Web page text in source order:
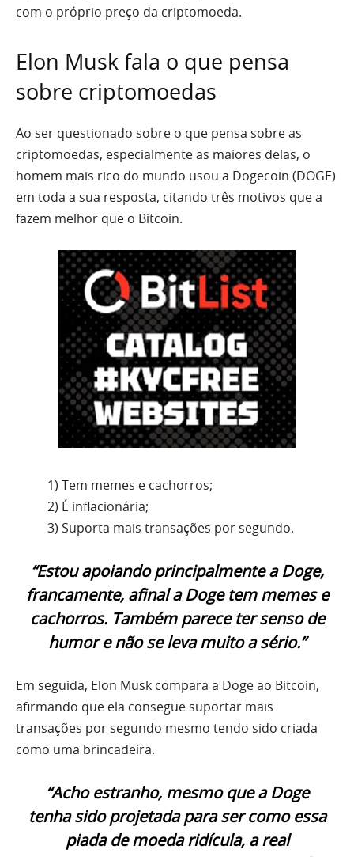
com o próprio preço da criptomoeda.
Elon Musk fala o que pensa
sobre criptomoedas
Ao ser questionado sobre o que pensa sobre as
criptomoedas, especialmente as maiores delas, o
homem mais rico do mundo usou a Dogecoin (DOGE)
em toda a sua resposta, citando três motivos que a
fazem melhor que o Bitcoin.
1) Tem memes e cachorros;
2) É inflacionária;
3) Suporta mais transações por segundo.
“Estou apoiando principalmente a Doge,
francamente, afinal a Doge tem memes e
cachorros. Também parece ter senso de
humor e não se leva muito a sério.”
Em seguida, Elon Musk compara a Doge ao Bitcoin,
afirmando que ela consegue suportar mais
transações por segundo mesmo tendo sido criada
como uma brincadeira.
“Acho estranho, mesmo que a Doge
tenha sido projetada para ser como essa
piada de moeda ridícula, a real